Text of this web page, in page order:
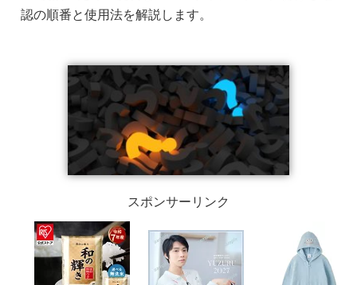
認の順番と使用法を解説します。
スポンサーリンク